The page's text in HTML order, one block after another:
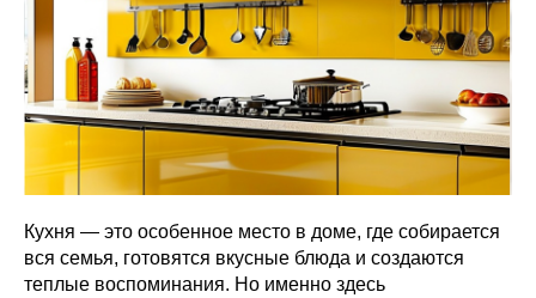
Кухня — это особенное место в доме, где собирается
вся семья, готовятся вкусные блюда и создаются
теплые воспоминания. Но именно здесь